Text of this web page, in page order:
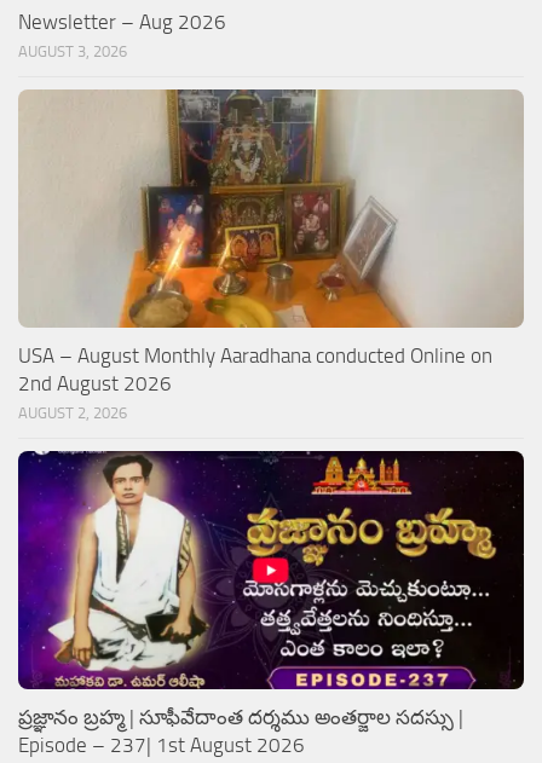
Newsletter – Aug 2026
AUGUST 3, 2026
USA – August Monthly Aaradhana conducted Online on
2nd August 2026
AUGUST 2, 2026
ప్రజ్ఞానం బ్రహ్మ | సూఫీవేదాంత దర్శము అంతర్జాల సదస్సు |
Episode – 237| 1st August 2026